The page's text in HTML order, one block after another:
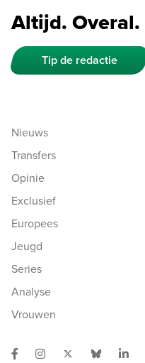
Altijd. Overal.
Tip de redactie
Nieuws
Transfers
Opinie
Exclusief
Europees
Jeugd
Series
Analyse
Vrouwen